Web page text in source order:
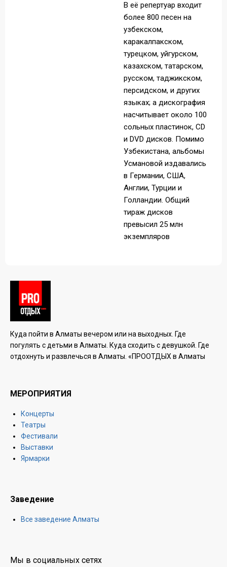
В её репертуар входит
более 800 песен на
узбекском,
каракалпакском,
турецком, уйгурском,
казахском, татарском,
русском, таджикском,
персидском, и других
языках; а дискография
насчитывает около 100
сольных пластинок, CD
и DVD дисков. Помимо
Узбекистана, альбомы
Усмановой издавались
в Германии, США,
Англии, Турции и
Голландии. Общий
тираж дисков
превысил 25 млн
экземпляров
Куда пойти в Алматы вечером или на выходных. Где
погулять с детьми в Алматы. Куда сходить с девушкой. Где
отдохнуть и развлечься в Алматы. «ПРООТДЫХ в Алматы
МЕРОПРИЯТИЯ
Концерты
Театры
Фестивали
Выставки
Ярмарки
Заведение
Все заведение Алматы
Мы в социальных сетях